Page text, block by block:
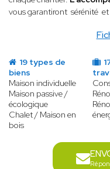
vous garantiront sérénité et
19 types de
biens
Maison individuelle
Maison passive /
écologique
Chalet / Maison en
bois